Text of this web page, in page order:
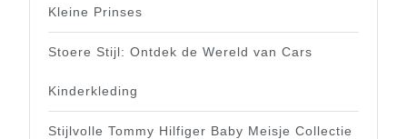
Kleine Prinses
Stoere Stijl: Ontdek de Wereld van Cars
Kinderkleding
Stijlvolle Tommy Hilfiger Baby Meisje Collectie